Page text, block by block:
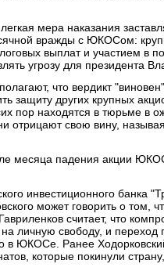
мера наказания
вражды с ЮКОСом:
выплат и участием в
угрозу для президента
что вердикт
защиту других крупных
пор находятся в тюрьме в
свою вину,
месяца падения акции
инвестиционного банка
может говорить о том,
считает, что
личную свободу, и переход
в ЮКОСе. Ранее
которые покинули